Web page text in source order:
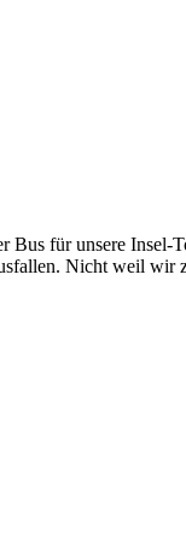
Bus für unsere Insel-
Nicht weil wir